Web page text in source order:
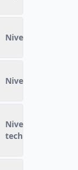
Niveau
Niveau
Niveau atteint
technique ou